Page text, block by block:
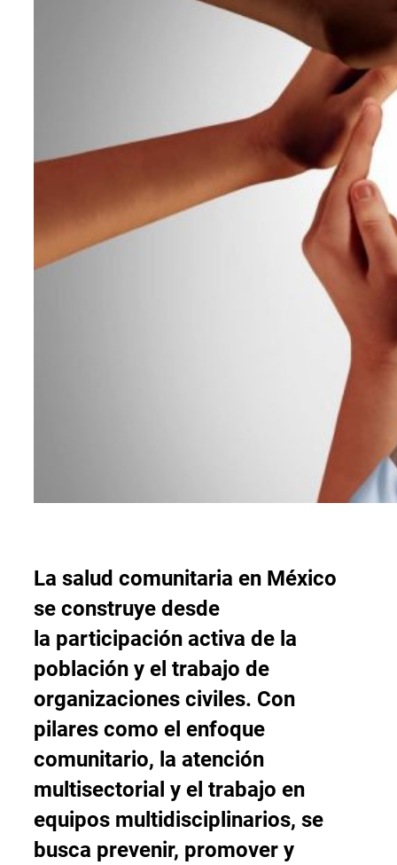
La salud comunitaria en México
se construye desde
la participación activa de la
población y el trabajo de
organizaciones civiles. Con
pilares como el enfoque
comunitario, la atención
multisectorial y el trabajo en
equipos multidisciplinarios, se
busca prevenir, promover y